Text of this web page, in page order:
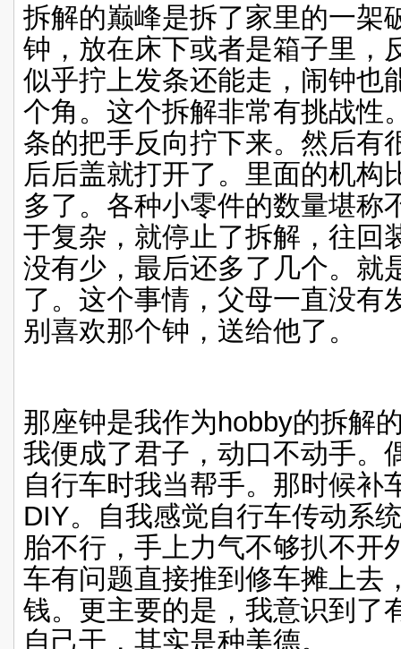
拆解的巅峰是拆了家里的一架
钟，放在床下或者是箱子里，
似乎拧上发条还能走，闹钟也
个角。这个拆解非常有挑战性
条的把手反向拧下来。然后有
后后盖就打开了。里面的机构
多了。各种小零件的数量堪称
于复杂，就停止了拆解，往回
没有少，最后还多了几个。就
了。这个事情，父母一直没有
别喜欢那个钟，送给他了。
那座钟是我作为hobby的拆解
我便成了君子，动口不动手。
自行车时我当帮手。那时候补
DIY。自我感觉自行车传动系
胎不行，手上力气不够扒不开
车有问题直接推到修车摊上去
钱。更主要的是，我意识到了
自己干，其实是种美德。